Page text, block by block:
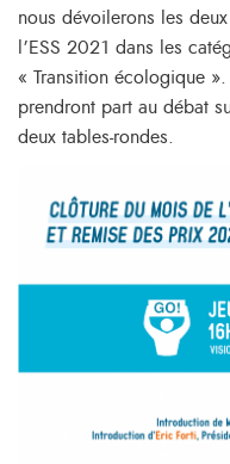
nous dévoilerons les
l’ESS 2021 dans les
« Transition écologique
prendront part au débat
deux tables-rondes.